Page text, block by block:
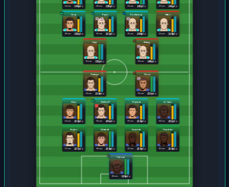
245 pts
21 ans 250 pts
28 ans 193 pts
31 ans 241 pts
27 ans
Xeqa
252 pts
20 ans
Payet
231 pts
25 ans
Deschamps
249 pts
25 ans
Hiho
214 pts
22 ans
Sujo
252 pts
23 ans
Niang
240 pts
28 ans
Cal tou
195 pts
30 ans
Bejisa
237 pts
27 ans
Chintok
238 pts
30 ans
Gamède
239 pts
22 ans
Ti malbar
236 pts
25 ans
Dina
229 pts
21 ans
Yab les O
230 pts
28 ans
Ti pimen
216 pts
25 ans
Le boss
222 pts
28 ans
Firinga
216 pts
21 ans
Tiro q
233 pts
25 ans